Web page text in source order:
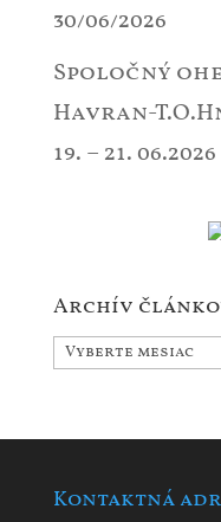
30/06/2026
Spoločný
Havran-
19. – 21.
Archív
Archív
Kontaktná